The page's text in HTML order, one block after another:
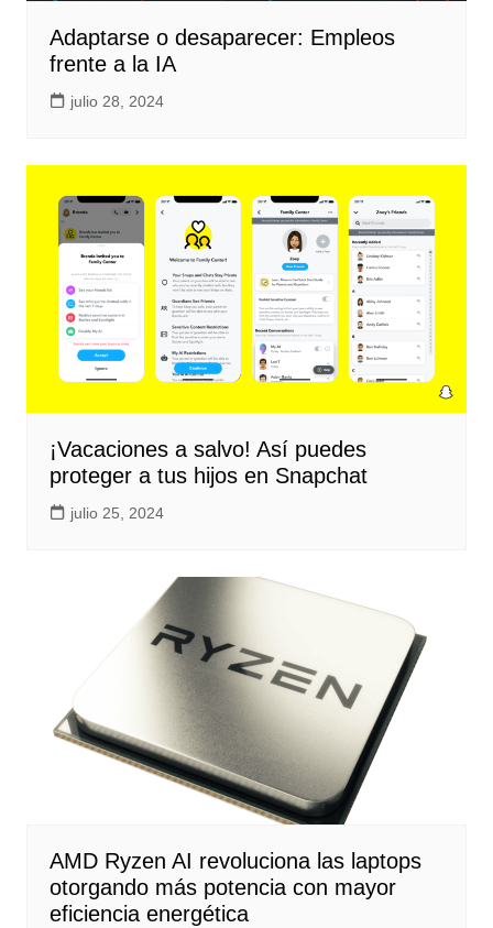
Adaptarse o desaparecer: Empleos
frente a la IA
julio 28, 2024
¡Vacaciones a salvo! Así puedes
proteger a tus hijos en Snapchat
julio 25, 2024
AMD Ryzen AI revoluciona las laptops
otorgando más potencia con mayor
eficiencia energética